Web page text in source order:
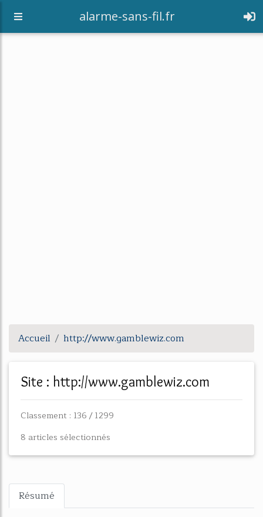
alarme-sans-fil.fr
Accueil http://www.gamblewiz.com
Site : http://www.gamblewiz.com
Classement : 136 / 1299
8 articles sélectionnés
Résumé